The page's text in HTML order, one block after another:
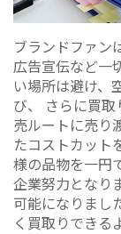
ブランドファン
広告宣伝など一
い場所は避け、
び、 さらに買
売ルートに売り
たコストカット
様の品物を一円
企業努力となり
可能になりまし
く買取りできる